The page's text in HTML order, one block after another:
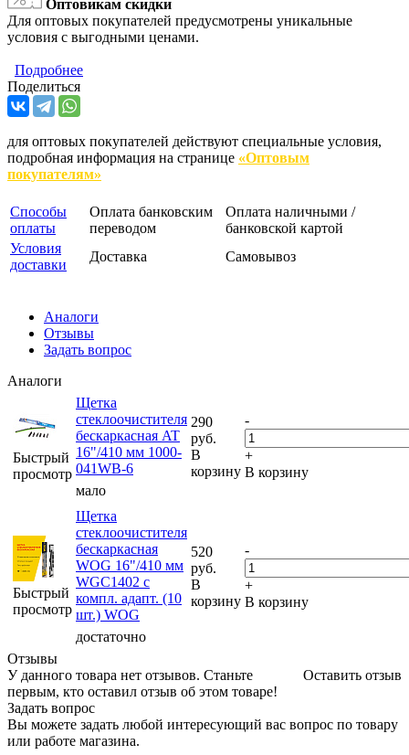
Оптовикам скидки
Для оптовых покупателей предусмотрены уникальные
условия с выгодными ценами.
Подробнее
Поделиться
для оптовых покупателей действуют специальные условия,
подробная информация на странице «Оптовым
покупателям»
Способы
оплаты
Оплата банковским
переводом
Оплата наличными /
банковской картой
Условия
доставки
Доставка Самовывоз
Аналоги
Отзывы
Задать вопрос
Аналоги
Быстрый
просмотр
Щетка
стеклоочистителя
бескаркасная AT
16"/410 мм 1000-
041WB-6
мало
290
руб.
В
корзину
-
+
В корзину
Быстрый
просмотр
Щетка
стеклоочистителя
бескаркасная
WOG 16"/410 мм
WGC1402 с
компл. адапт. (10
шт.) WOG
достаточно
520
руб.
В
корзину
-
+
В корзину
Отзывы
Оставить отзыв
У данного товара нет отзывов. Станьте
первым, кто оставил отзыв об этом товаре!
Задать вопрос
Вы можете задать любой интересующий вас вопрос по товару
или работе магазина.